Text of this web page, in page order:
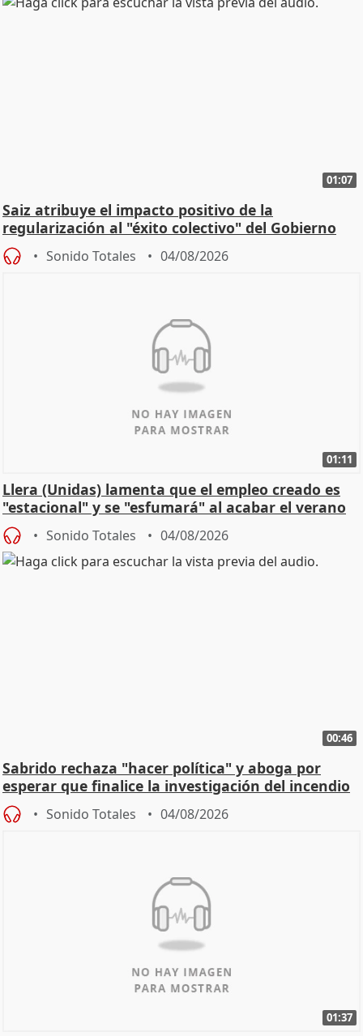
01:07
Saiz atribuye el impacto positivo de la
regularización al "éxito colectivo" del Gobierno
Sonido Totales 04/08/2026
01:11
Llera (Unidas) lamenta que el empleo creado es
"estacional" y se "esfumará" al acabar el verano
Sonido Totales 04/08/2026
00:46
Sabrido rechaza "hacer política" y aboga por
esperar que finalice la investigación del incendio
Sonido Totales 04/08/2026
01:37